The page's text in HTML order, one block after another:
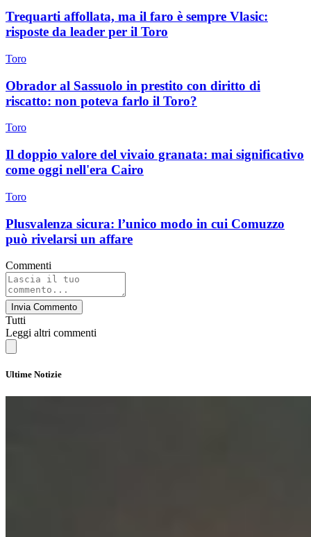
Trequarti affollata, ma il faro è sempre Vlasic:
risposte da leader per il Toro
Toro
Obrador al Sassuolo in prestito con diritto di
riscatto: non poteva farlo il Toro?
Toro
Il doppio valore del vivaio granata: mai significativo
come oggi nell'era Cairo
Toro
Plusvalenza sicura: l’unico modo in cui Comuzzo
può rivelarsi un affare
Commenti
Invia Commento
Tutti
Leggi altri commenti
Ultime Notizie